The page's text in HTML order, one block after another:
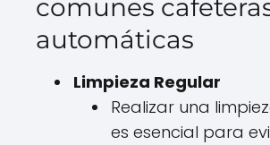
comunes
automáticas
Limpieza Regular
Realizar una
es esencial para